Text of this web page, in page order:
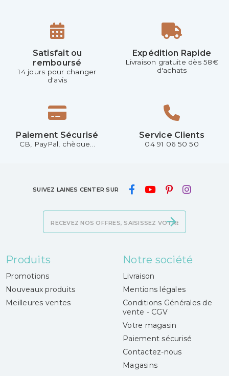
Satisfait ou
remboursé
14 jours pour changer
d'avis
Expédition Rapide
Livraison gratuite dès 58€
d'achats
Paiement Sécurisé
CB, PayPal, chèque...
Service Clients
04 91 06 50 50
SUIVEZ LAINES CENTER SUR
Produits
Promotions
Nouveaux produits
Meilleures ventes
Notre société
Livraison
Mentions légales
Conditions Générales de
vente - CGV
Votre magasin
Paiement sécurisé
Contactez-nous
Magasins